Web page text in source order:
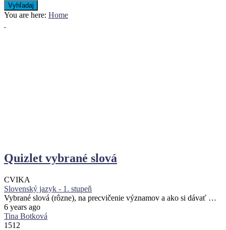
Vyhľadaj
You are here: Home
Quizlet vybrané slová
CVIKA
Slovenský jazyk - 1. stupeň
Vybrané slová (rôzne), na precvičenie významov a ako si dávať …
6 years ago
Tina Botková
1512